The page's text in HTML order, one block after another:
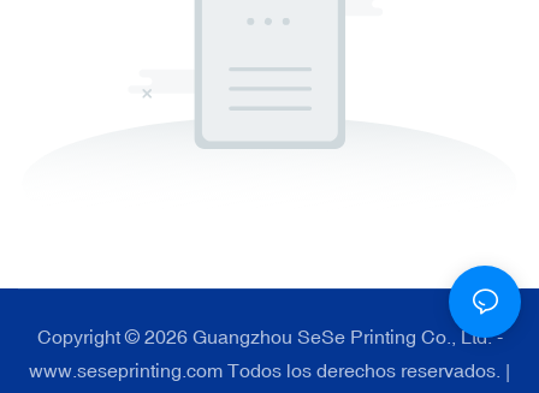
Copyright © 2026 Guangzhou SeSe Printing Co., Ltd. -
www.seseprinting.com Todos los derechos reservados. |